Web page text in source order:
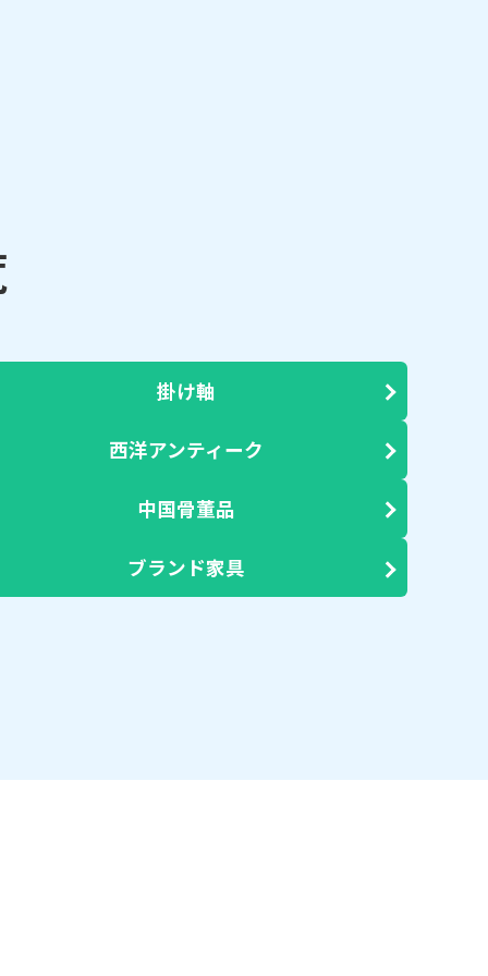
掛け軸
西洋アンティーク
中国骨董品
ブランド家具